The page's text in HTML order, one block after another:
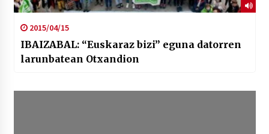
2015/04/15
IBAIZABAL: “Euskaraz bizi” eguna datorren
larunbatean Otxandion